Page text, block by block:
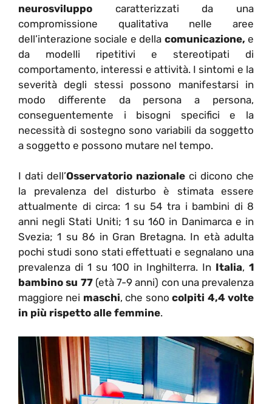
neurosviluppo caratterizzati da una
compromissione qualitativa nelle aree
dell’interazione sociale e della comunicazione, e
da modelli ripetitivi e stereotipati di
comportamento, interessi e attività. I sintomi e la
severità degli stessi possono manifestarsi in
modo differente da persona a persona,
conseguentemente i bisogni specifici e la
necessità di sostegno sono variabili da soggetto
a soggetto e possono mutare nel tempo.
I dati dell’Osservatorio nazionale ci dicono che
la prevalenza del disturbo è stimata essere
attualmente di circa: 1 su 54 tra i bambini di 8
anni negli Stati Uniti; 1 su 160 in Danimarca e in
Svezia; 1 su 86 in Gran Bretagna. In età adulta
pochi studi sono stati effettuati e segnalano una
prevalenza di 1 su 100 in Inghilterra. In Italia, 1
bambino su 77(età 7-9 anni) con una prevalenza
maggiore nei maschi, che sonocolpiti 4,4 volte
in più rispetto alle femmine.